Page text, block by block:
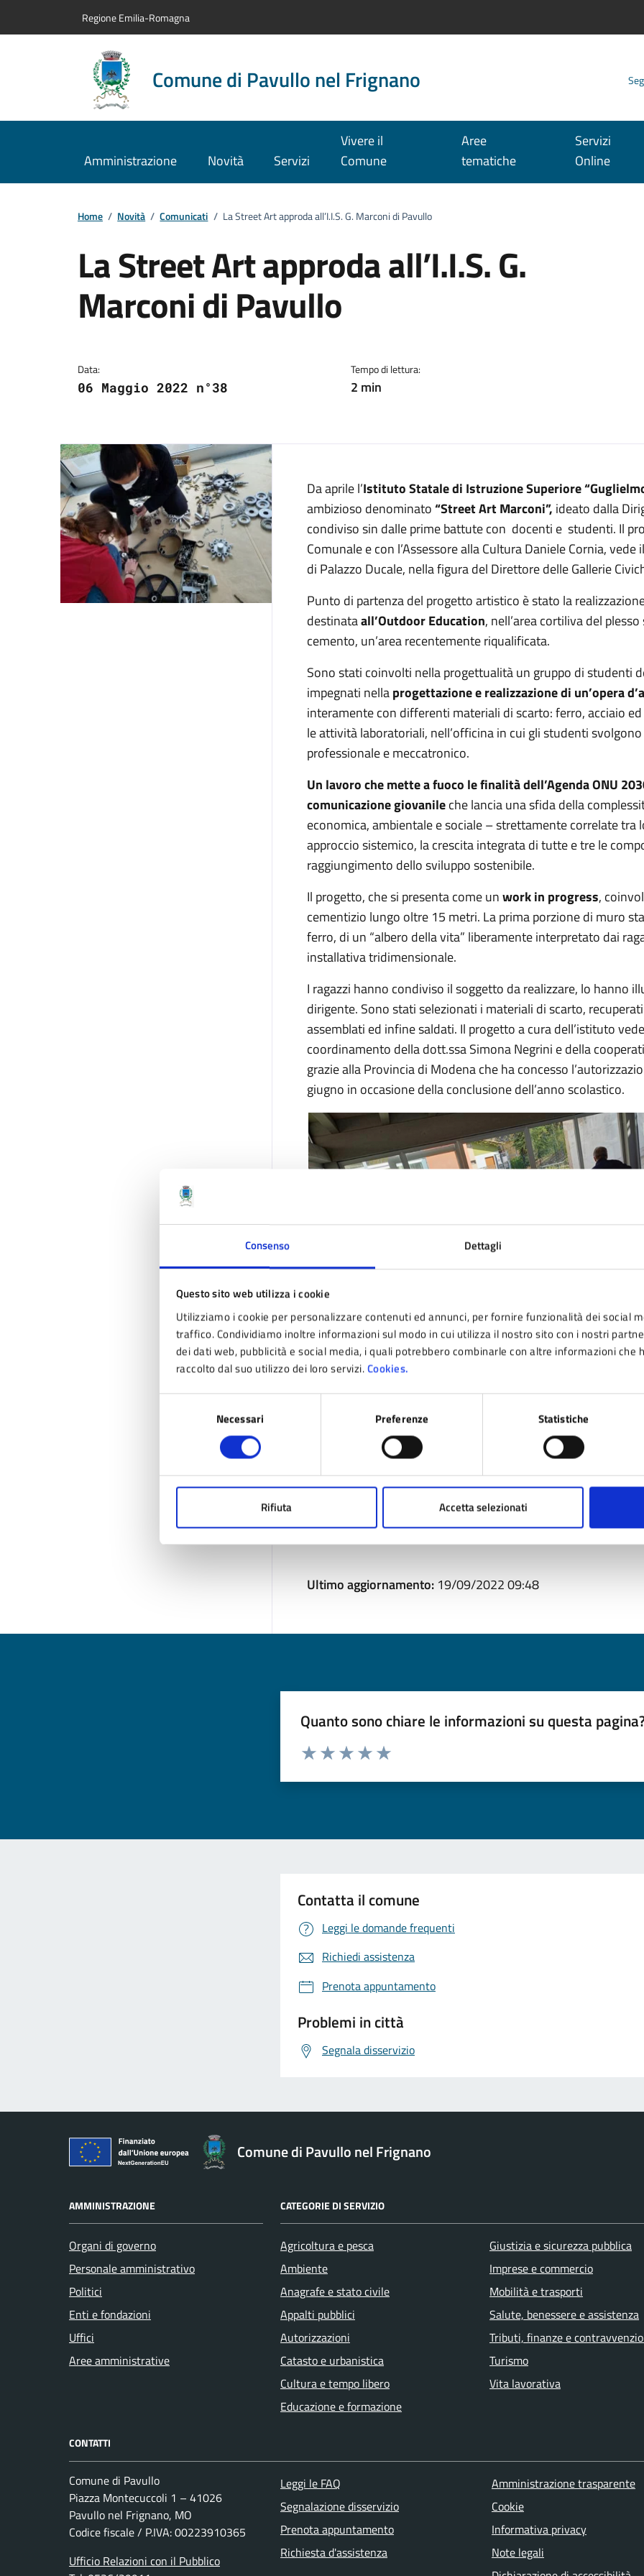
Consenso Dettagli
Questo sito web utilizza i cookie
Utilizziamo i cookie per personalizzare contenuti ed annunci, per fornire funzionalità dei social
traffico. Condividiamo inoltre informazioni sul modo in cui utilizza il nostro sito con i nostri
dei dati web, pubblicità e social media, i quali potrebbero combinarle con altre informazioni che
raccolto dal suo utilizzo dei loro servizi.Cookies.
Necessari Preferenze Statistiche
Rifiuta Accetta selezionati
Regione Emilia-Romagna
Comune di Pavullo nel Frignano
Amministrazione Novità Servizi
Vivere il
Comune
Aree
tematiche
Servizi
Online
Home / Novità / Comunicati / La Street Art approda all’I.I.S. G. Marconi di Pavullo
La Street Art approda all’I.I.S. G.
Marconi di Pavullo
Data:
06 Maggio 2022 n°38
Tempo di lettura:
2 min
Da aprile l’Istituto Statale di Istruzione Superiore
ambizioso denominato“Street Art Marconi”, ideato dalla
condiviso sin dalle prime battute con docenti e studenti. Il
Comunale e con l’Assessore alla Cultura Daniele Cornia,
di Palazzo Ducale, nella figura del Direttore delle Gallerie
Punto di partenza del progetto artistico è stato la
destinataall’Outdoor Education, nell’area cortiliva del
cemento, un’area recentemente riqualificata.
Sono stati coinvolti nella progettualità un gruppo di studenti
impegnati nellaprogettazione e realizzazione di un’opera
interamente con differenti materiali di scarto: ferro, acciaio
le attività laboratoriali, nell’officina in cui gli studenti
professionale e meccatronico.
Un lavoro che mette a fuoco le finalità dell’Agenda ONU
comunicazione giovanileche lancia una sfida della
economica, ambientale e sociale – strettamente correlate tra
approccio sistemico, la crescita integrata di tutte e tre le
raggiungimento dello sviluppo sostenibile.
Il progetto, che si presenta come unwork in progress,
cementizio lungo oltre 15 metri. La prima porzione di muro
ferro, di un “albero della vita” liberamente interpretato dai
installativa tridimensionale.
I ragazzi hanno condiviso il soggetto da realizzare, lo hanno
dirigente. Sono stati selezionati i materiali di scarto,
assemblati ed infine saldati. Il progetto a cura dell’istituto
coordinamento della dott.ssa Simona Negrini e della
grazie alla Provincia di Modena che ha concesso
giugno in occasione della conclusione dell’anno scolastico.
Ultimo aggiornamento: 19/09/2022 09:48
Quanto sono chiare le informazioni su questa
Valuta da 1 a 5 stelle la pagina
Contatta il comune
Leggi le domande frequenti
Richiedi assistenza
Prenota appuntamento
Problemi in città
Segnala disservizio
Comune di Pavullo nel Frignano
AMMINISTRAZIONE
Organi di governo
Personale amministrativo
Politici
Enti e fondazioni
Uffici
Aree amministrative
CATEGORIE DI SERVIZIO
Agricoltura e pesca
Ambiente
Anagrafe e stato civile
Appalti pubblici
Autorizzazioni
Catasto e urbanistica
Cultura e tempo libero
Educazione e formazione
Giustizia e sicurezza pubblica
Imprese e commercio
Mobilità e trasporti
Salute, benessere e assistenza
Tributi, finanze e
Turismo
Vita lavorativa
CONTATTI
Comune di Pavullo
Piazza Montecuccoli 1 – 41026
Pavullo nel Frignano, MO
Codice fiscale / P.IVA: 00223910365
Ufficio Relazioni con il Pubblico
Leggi le FAQ
Segnalazione disservizio
Prenota appuntamento
Richiesta d'assistenza
Amministrazione trasparente
Cookie
Informativa privacy
Note legali